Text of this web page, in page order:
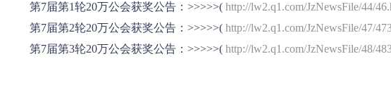
第7届第1轮20万公会获奖公告：>>>>>( http://lw2.q1.com/JzNewsFile/44/
第7届第2轮20万公会获奖公告：>>>>>( http://lw2.q1.com/JzNewsFile/47/
第7届第3轮20万公会获奖公告：>>>>>( http://lw2.q1.com/JzNewsFile/48/